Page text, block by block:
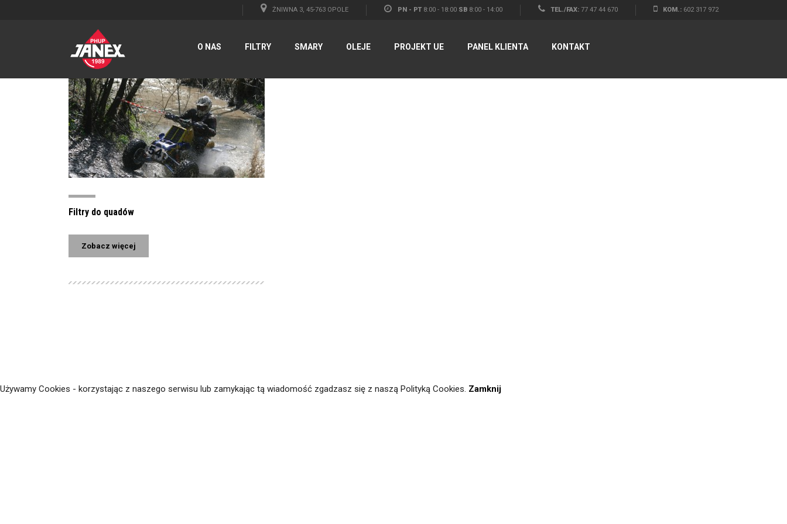
ŻNIWNA 3, 45-763 OPOLE PN - PT 8:00 - 18:00 SB 8:00 - 14:00 TEL./FAX: 77 47 44 670 KOM.: 602 317 972
O NAS FILTRY SMARY OLEJE PROJEKT UE PANEL KLIENTA KONTAKT
Filtry do quadów
Zobacz więcej
Używamy Cookies - korzystając z naszego serwisu lub zamykając tą wiadomość zgadzasz się z naszą Polityką Cookies. Zamknij